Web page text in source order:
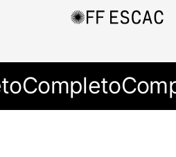
Completo